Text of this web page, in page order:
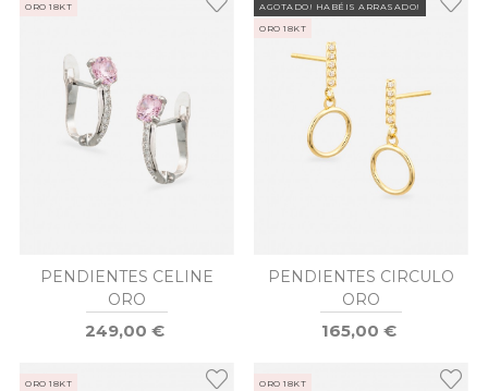
ORO 18KT
PENDIENTES CELINE
ORO
249,00 €
AGOTADO! HABÉIS ARRASADO!
ORO 18KT
PENDIENTES CIRCULO
ORO
165,00 €
ORO 18KT ORO 18KT